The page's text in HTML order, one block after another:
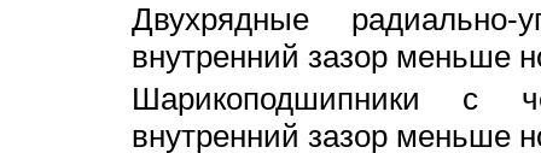
Двухрядные радиально-
внутренний зазор меньше
Шарикоподшипники с
внутренний зазор меньше